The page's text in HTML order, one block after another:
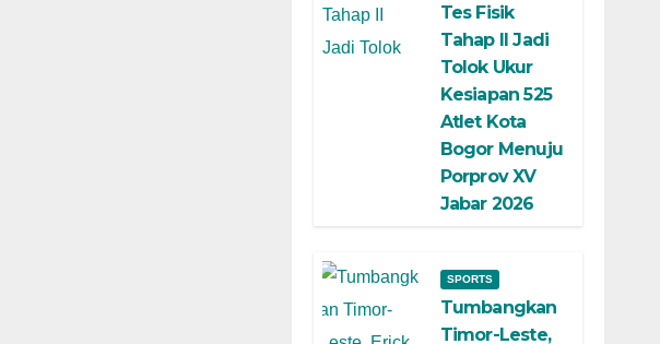
Tes Fisik
Tahap II Jadi
Tolok Ukur
Kesiapan 525
Atlet Kota
Bogor Menuju
Porprov XV
Jabar 2026
SPORTS
Tumbangkan
Timor-Leste,